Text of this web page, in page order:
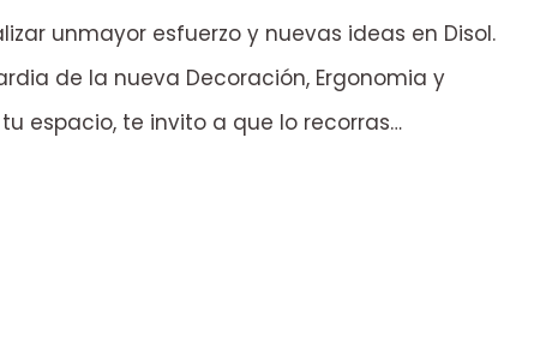
unmayor esfuerzo y nuevas ideas en Disol.
de la nueva Decoración, Ergonomia y
espacio, te invito a que lo recorras…